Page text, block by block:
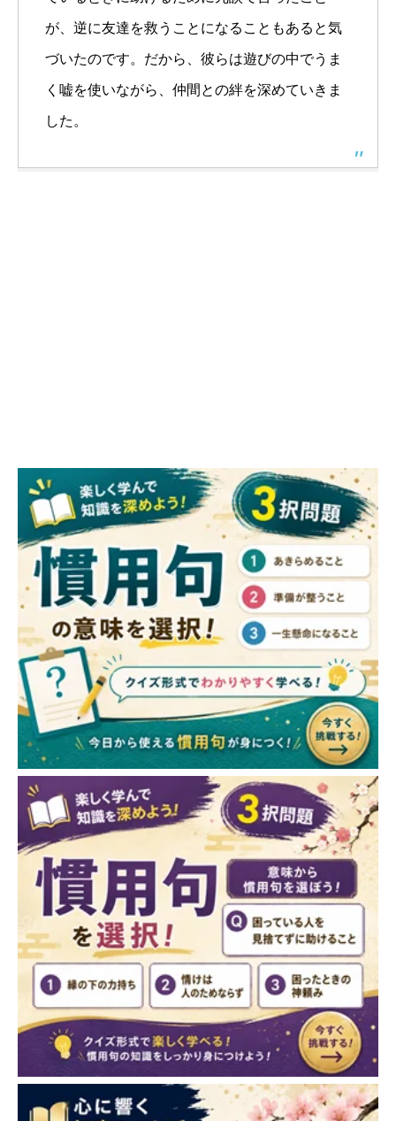
が、逆に友達を救うことになることもあると気
づいたのです。だから、彼らは遊びの中でうま
く嘘を使いながら、仲間との絆を深めていきま
した。